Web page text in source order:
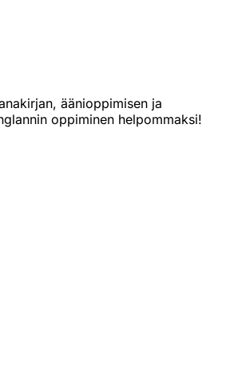
äänioppimisen ja
oppiminen helpommaksi!